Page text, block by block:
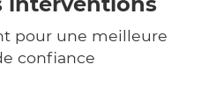
pour une meilleure
confiance